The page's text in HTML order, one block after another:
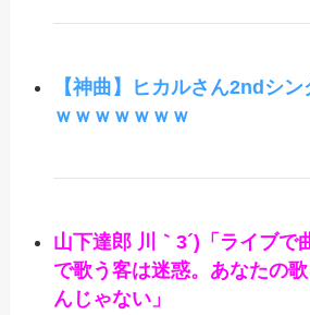
【神曲】ヒカルさん2ndシ
ｗｗｗｗｗｗｗ
山下達郎 川｀3´)「ライブで
で歌う客は迷惑。あなたの
んじゃない」